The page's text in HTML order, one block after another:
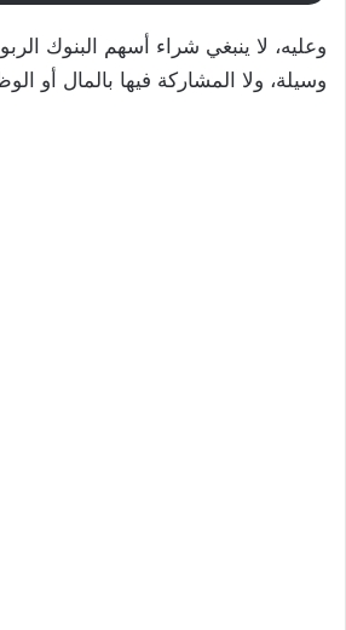
وعليه، لا ينبغي شراء أسهم البنوك
وسيلة، ولا المشاركة فيها بالمال أو